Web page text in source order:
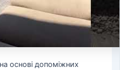
основі допоміжних